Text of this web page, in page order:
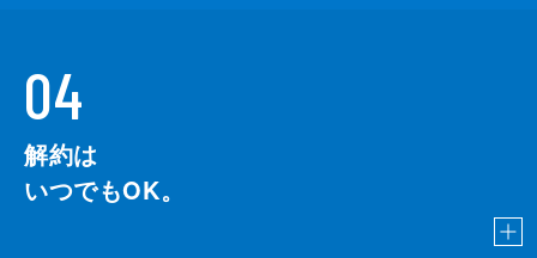
04
解約は
いつでもOK。